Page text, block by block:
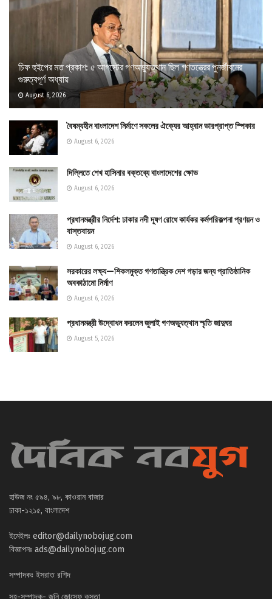
চিফ হুইপের মত প্রকাশ: ৫ আগস্টের গণঅভ্যুত্থান ছিল গণতন্ত্রের পুনর্জীবনের
গুরুত্বপূর্ণ অধ্যায়
August 6, 2026
বৈষম্যহীন বাংলাদেশ নির্মাণে সকলের ঐক্যের আহ্বান ভারপ্রাপ্ত স্পিকার
August 6, 2026
দিল্লিতে শেখ হাসিনার বক্তব্যে বাংলাদেশের ক্ষোভ
August 6, 2026
প্রধানমন্ত্রীর নির্দেশ: ঢাকার নদী দূষণ রোধে কার্যকর কর্মপরিকল্পনা প্রণয়ন ও
বাস্তবায়ন
August 6, 2026
সরকারের লক্ষ্য—শিকলমুক্ত গণতান্ত্রিক দেশ গড়ার জন্য প্রাতিষ্ঠানিক
অবকাঠামো নির্মাণ
August 6, 2026
প্রধানমন্ত্রী উদ্বোধন করলেন জুলাই গণঅভ্যুত্থান স্মৃতি জাদুঘর
August 5, 2026
হাউজ নং ৫৯৪, ৯৮, কাওরান বাজার
ঢাকা-১২১৫, বাংলাদেশ
ইমেইলঃ editor@dailynobojug.com
বিজ্ঞাপনঃ ads@dailynobojug.com
সম্পাদকঃ ইসরাত রশিদ